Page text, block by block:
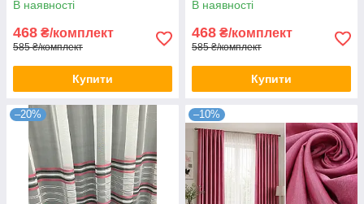
В наявності
468 ₴/комплект
585 ₴/комплект
Купити
В наявності
468 ₴/комплект
585 ₴/комплект
Купити
–20% –10%